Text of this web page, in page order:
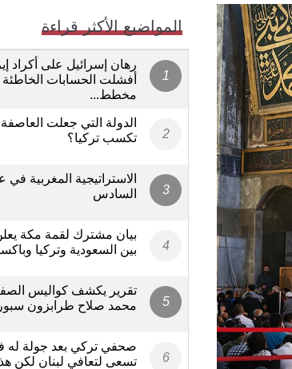
المواضيع الأكثر قراءة
رهان إسرائيل على أكراد
أفشلت الحسابات الخاطئة
مخطط...
الدولة التي جعلت
تكسب تركيا؟
الاستراتيجية المغربية
السادس
بيان مشترك لقمة مكة
بين السعودية وتركيا
تقرير يكشف كواليس
محمد صلاح طرابزون سبور
صحفي تركي بعد جولة له
تسعى لتعافي لبنان لكن